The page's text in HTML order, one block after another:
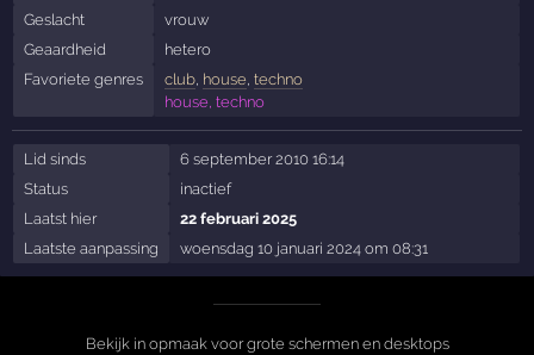
Geslacht
vrouw
Geaardheid
hetero
Favoriete genres
club, house techno
house, techno
Lid sinds
6 september 2010 16:14
Status
inactief
Laatst hier
22 februari 2025
Laatste aanpassing
woensdag 10 januari 2024 om 08:31
Bekijk in opmaak voor grote schermen en desktops